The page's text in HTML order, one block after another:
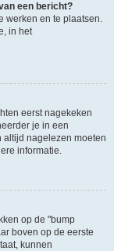
een bericht?
werken en te plaatsen.
in het
eerst nagekeken
je in een
altijd nagelezen moeten
informatie.
op de "bump
boven op de eerste
kunnen